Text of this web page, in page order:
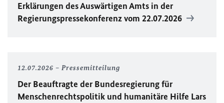
Erklärungen des Auswärtigen Amts in der
Regierungspressekonferenz vom 22.07.2026
12.07.2026 Pressemitteilung
Der Beauftragte der Bundesregierung für
Menschenrechtspolitik und humanitäre Hilfe Lars